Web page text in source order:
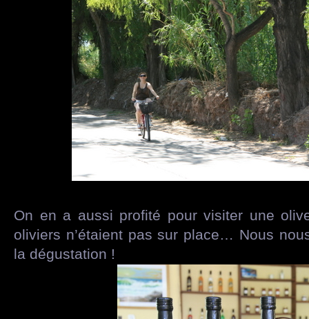
On en a aussi profité pour visiter une
oliviers n’étaient pas sur place… Nous
la dégustation !